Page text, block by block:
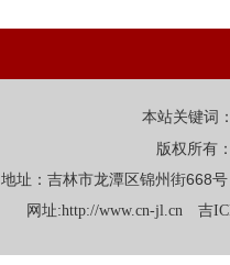
本站关键词
版权所有
地址：吉林市龙潭区锦州街
网址:http://www.cn-jl.cn 吉